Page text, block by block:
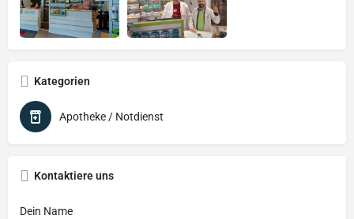
Kategorien
Apotheke / Notdienst
Kontaktiere uns
Dein Name